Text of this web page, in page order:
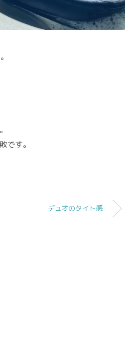
です。
デュオのタイト感